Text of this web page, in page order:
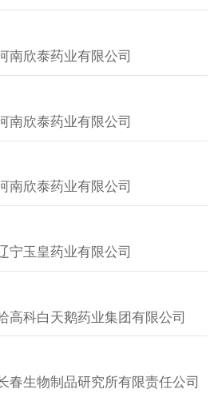
南欣泰药业有限公司
南欣泰药业有限公司
南欣泰药业有限公司
宁玉皇药业有限公司
高科白天鹅药业集团有限公司
春生物制品研究所有限责任公司